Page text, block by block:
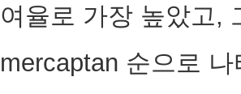
여율로 가장 높았고,
mercaptan 순으로